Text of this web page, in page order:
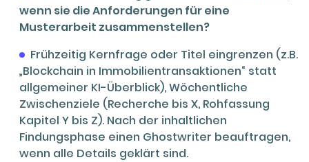
wenn sie die Anforderungen für eine
Musterarbeit zusammenstellen?
Frühzeitig Kernfrage oder Titel eingrenzen (z.B.
„Blockchain in Immobilientransaktionen“ statt
allgemeiner KI-Überblick), Wöchentliche
Zwischenziele (Recherche bis X, Rohfassung
Kapitel Y bis Z). Nach der inhaltlichen
Findungsphase einen Ghostwriter beauftragen,
wenn alle Details geklärt sind.